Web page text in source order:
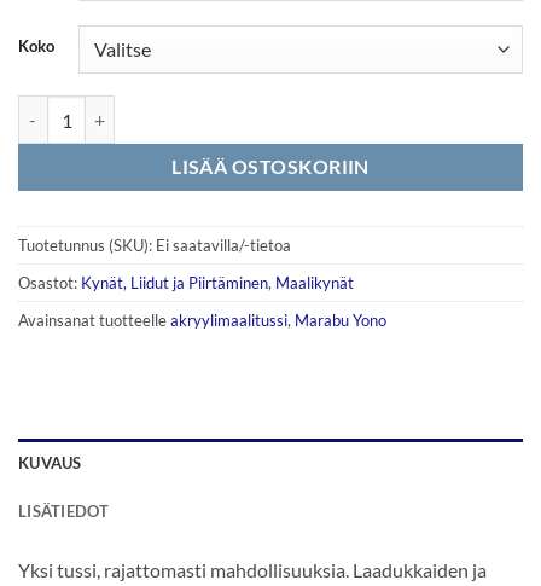
Koko
LISÄÄ OSTOSKORIIN
Tuotetunnus (SKU): Ei saatavilla/-tietoa
Osastot: Kynät, Liidut ja Piirtäminen, Maalikynät
Avainsanat tuotteelleakryylimaalitussi, Marabu Yono
KUVAUS
LISÄTIEDOT
Yksi tussi, rajattomasti mahdollisuuksia. Laadukkaiden ja